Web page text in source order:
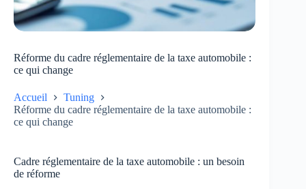
Réforme du cadre réglementaire de la taxe automobile :
ce qui change
Accueil
Tuning
Réforme du cadre réglementaire de la taxe automobile :
ce qui change
Cadre réglementaire de la taxe automobile : un besoin
de réforme